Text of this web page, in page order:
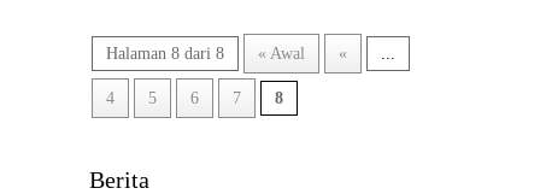
Halaman 8 dari 8 « Awal «
4 5 6 7 8
Berita